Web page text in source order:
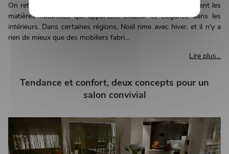
On retrouve l'élégance dans les choses simples et notamment les
matières naturelles qui apportent chaleur et élégance dans les
intérieurs. Dans certaines régions, Noël rime avec hiver, et il n'y a
rien de mieux que des mobiliers fabri...
Lire plus...
Tendance et confort, deux concepts pour un
salon convivial